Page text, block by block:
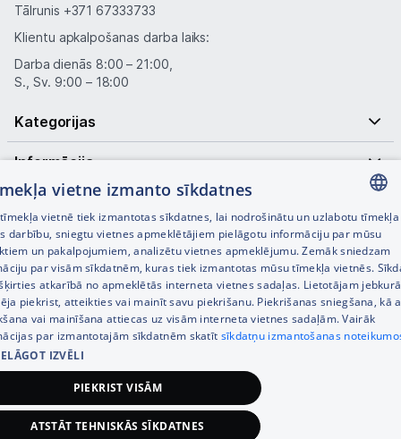
399,00€
Tālrunis +371 67333733
Klientu apkalpošanas darba laiks:
Darba dienās 8:00 – 21:00,
S., Sv. 9:00 – 18:00
Kategorijas
Informācija
Noderīgas saites
© SIA Tet 2026 -
LATVIAN
RUSSIAN
ENGLISH
vietne izmanto sīkdatnes
vietnē tiek izmantotas sīkdatnes, lai nodrošinātu un uzlabotu tīmekļa
darbību, sniegtu vietnes apmeklētājiem pielāgotu informāciju par mūsu
un pakalpojumiem, analizētu vietnes apmeklējumu. Zemāk sniedzam
par visām sīkdatnēm, kuras tiek izmantotas mūsu tīmekļa vietnēs.
atkarībā no apmeklētās interneta vietnes sadaļas. Lietotājam
piekrist, atteikties vai mainīt savu piekrišanu. Piekrišanas sniegšana, kā
vai mainīšana attiecas uz visām interneta vietnes sadaļām. Vairāk
par izmantotajām sīkdatnēm skatīt sīkdatņu izmantošanas
IZVĒLI
PIEKRIST VISĀM
ATSTĀT TEHNISKĀS SĪKDATNES